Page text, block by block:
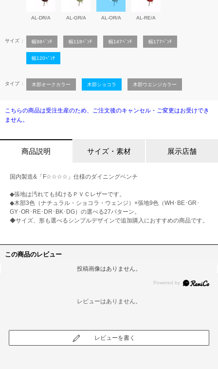
AL-DR/A AL-GR/A AL-OR/A AL-RE/A
サイズ 幅98ﾍﾞﾝﾁ 幅118ﾍﾞﾝﾁ 幅147ﾍﾞﾝﾁ 幅177ﾍﾞﾝﾁ
幅120ﾍﾞﾝﾁ
タイプ 木部オークカラー 木部ショコラ 木部ウエンジカラー
こちらの商品は受注生産のため、ご注文後のキャンセル・ご変更はお受けでき
ません。
商品説明 サイズ・素材 展示店舗
国内製造&「F☆☆☆☆」仕様のダイニングベンチ
◆張地は汚れても拭けるＰＶＣレザーです。
◆木部3色（ナチュラル・ショコラ・ウェンジ）×張地9色（WH･BE･GR･
GY･OR･RE･DR･BK･DG）の選べる27パターン。
◆サイズ、形も選べるシンプルデザインで追加購入におすすめの商品です。
この商品のレビュー
投稿画像はありません。
レビューはありません。
レビューを書く